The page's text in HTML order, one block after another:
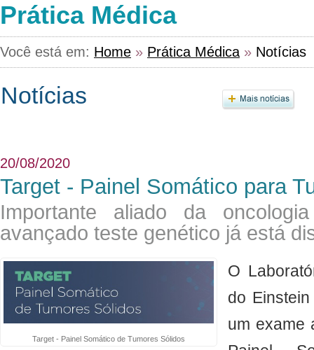
Prática Médica
Você está em: Home » Prática Médica » Notícias
20/08/2020
Target - Painel Somático para
Importante aliado da
avançado teste genético já está
Target - Painel Somático de Tumores Sólidos
​O
do
um exame